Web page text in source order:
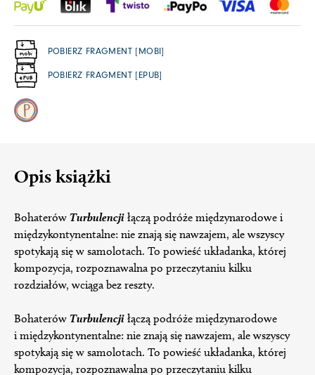
POBIERZ FRAGMENT [MOBI]
POBIERZ FRAGMENT [EPUB]
Opis książki
Bohaterów Turbulencji łączą podróże międzynarodowe i
międzykontynentalne: nie znają się nawzajem, ale wszyscy
spotykają się w samolotach. To powieść układanka, której
kompozycja, rozpoznawalna po przeczytaniu kilku
rozdziałów, wciąga bez reszty.
Bohaterów Turbulencji łączą podróże międzynarodowe
i międzykontynentalne: nie znają się nawzajem, ale wszyscy
spotykają się w samolotach. To powieść układanka, której
kompozycja, rozpoznawalna po przeczytaniu kilku